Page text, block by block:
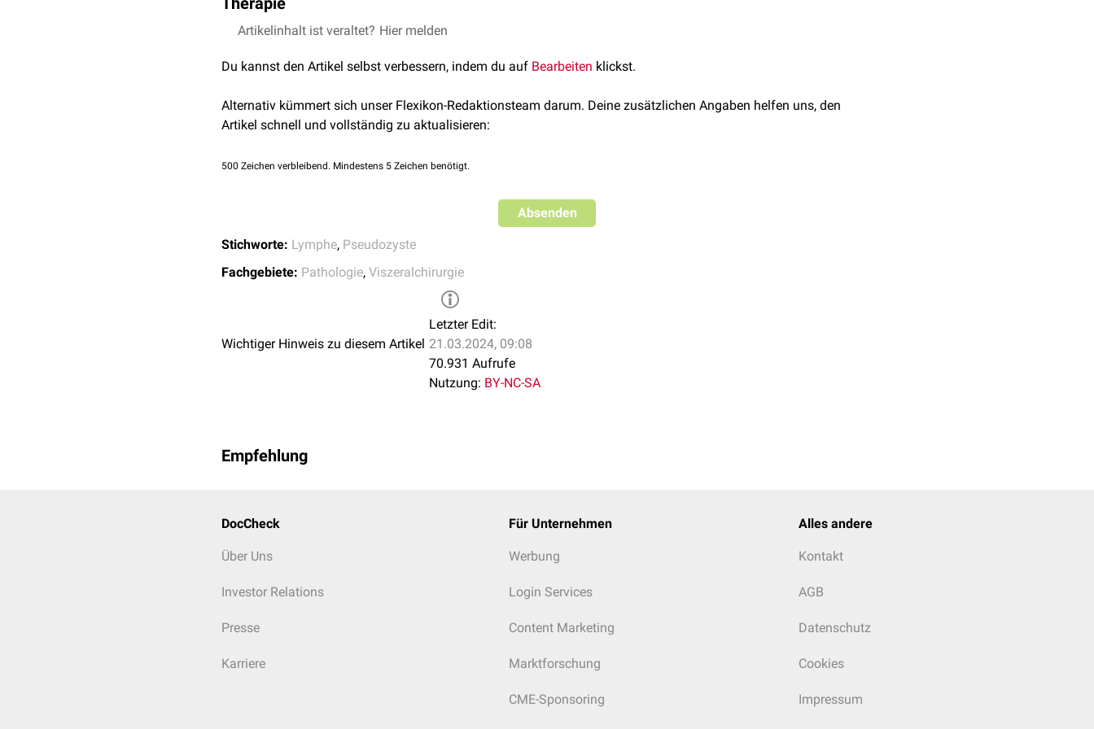
Serom
Urinom
Lymphozelen bilden sich oft im Laufe einiger Wochen spontan zurück, da benachbarte Lymphgefäße ihre
Punktionoder Verödungnotwendig.
Artikelinhalt ist veraltet? Hier melden
Du kannst den Artikel selbst verbessern, indem du auf Bearbeiten klickst.
Alternativ kümmert sich unser Flexikon-Redaktionsteam darum. Deine zusätzlichen Angaben helfen uns, den
Artikel schnell und vollständig zu aktualisieren:
500 Zeichen verbleibend. Mindestens 5 Zeichen benötigt.
Absenden
Stichworte: Lymphe, Pseudozyste
Fachgebiete: Pathologie, Viszeralchirurgie
Wichtiger Hinweis zu diesem Artikel
Letzter Edit:
21.03.2024, 09:08
70.931 Aufrufe
Nutzung: BY-NC-SA
Empfehlung
DocCheck
Über Uns
Investor Relations
Presse
Karriere
Für Unternehmen
Werbung
Login Services
Content Marketing
Marktforschung
CME-Sponsoring
Alles andere
Kontakt
AGB
Datenschutz
Cookies
Impressum